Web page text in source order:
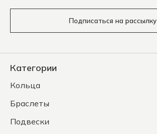
Подписаться на рассылку
Категории
Кольца
Браслеты
Подвески